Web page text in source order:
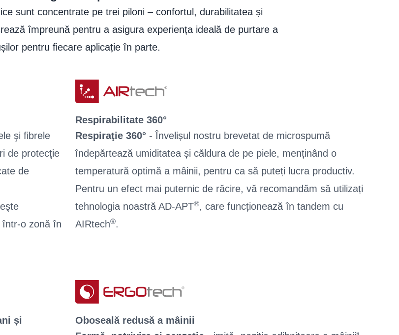
Instrucţiuni de spălare
Informații pentru utilizatori
sunt concentrate pe trei piloni – confortul, durabilitatea și
împreună pentru a asigura experiența ideală de purtare a
pentru fiecare aplicație în parte.
şi fibrele
de protecţie
de
într-o zonă în
Respirabilitate 360°
Respiraţie 360° - Învelișul nostru brevetat de microspumă
îndepărtează umiditatea și căldura de pe piele, menținând o
temperatură optimă a mâinii, pentru ca să puteți lucra productiv.
Pentru un efect mai puternic de răcire, vă recomandăm să utilizați
tehnologia noastră AD-APT®, care funcționează în tandem cu
AIRtech®.
și
Oboseală redusă a mâinii